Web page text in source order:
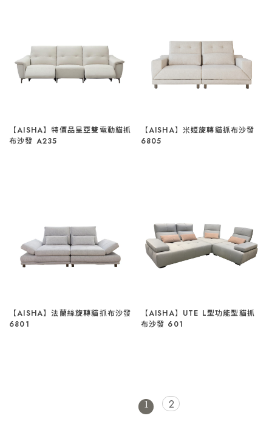
【AISHA】特價品星亞雙電動貓抓
布沙發 A235
【AISHA】米婭旋轉貓抓布沙發
6805
【AISHA】法蘭絲旋轉貓抓布沙發
6801
【AISHA】UTE L型功能型貓抓
布沙發 601
1 2